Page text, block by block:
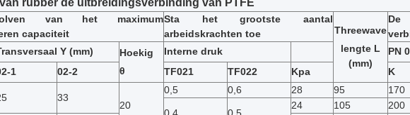
rubber de uitbreidingsverbinding van PTFE
van het maximum
capaciteit
Sta het grootste aantal
arbeidskrachten toe
Threewave
lengte L
(mm)
De
Y (mm)
Hoekig
θ
Interne druk PN
1
02-2 TF021 TF022 Kpa K
33
20
0,5 0,6 28 95 170
24 105
200